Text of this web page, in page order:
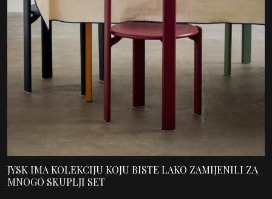
JYSK IMA KOLEKCIJU KOJU BISTE LAKO ZAMIJENILI ZA
MNOGO SKUPLJI SET